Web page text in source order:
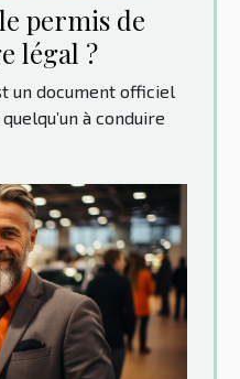
permis de
légal ?
un document officiel
à conduire